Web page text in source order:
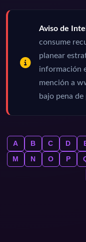
Aviso de
consume
planear
información
mención a
bajo pena
A B C D
M
N O P